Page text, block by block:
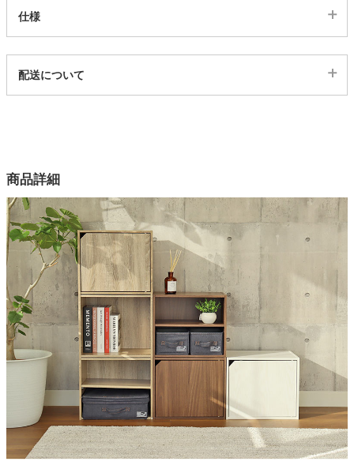
インテリア雑貨
タワー
仕様
310806
3色
素材
プリント紙化粧繊維板
梱包サイズ
約36x42x7(cm)
原産国
マレーシア
組立説明書(PDF)
配送について
商品詳細